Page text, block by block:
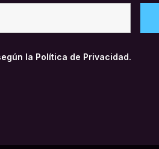
la Política de Privacidad.